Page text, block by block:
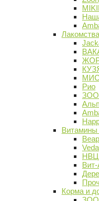
Рио
Витамины
Veda
НВЦ
Корма и